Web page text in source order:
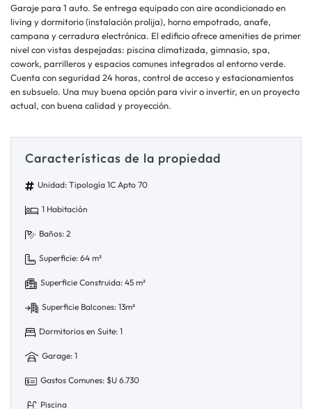
Garaje para 1 auto. Se entrega equipado con aire acondicionado en
living y dormitorio (instalación prolija), horno empotrado, anafe,
campana y cerradura electrónica. El edificio ofrece amenities de primer
nivel con vistas despejadas: piscina climatizada, gimnasio, spa,
cowork, parrilleros y espacios comunes integrados al entorno verde.
Cuenta con seguridad 24 horas, control de acceso y estacionamientos
en subsuelo. Una muy buena opción para vivir o invertir, en un proyecto
actual, con buena calidad y proyección.
Características de la propiedad
Unidad: Tipología 1C Apto 70
1 Habitación
Baños: 2
Superficie: 64 m²
Superficie Construida: 45 m²
Superficie Balcones: 13m²
Dormitorios en Suite: 1
Garage: 1
Gastos Comunes: $U 6.730
Piscina